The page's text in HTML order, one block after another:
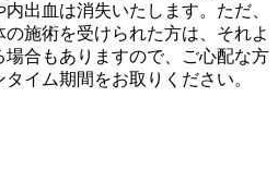
出血は消失いたします。ただ、
施術を受けられた方は、それよ
場合もありますので、ご心配な方
イム期間をお取りください。